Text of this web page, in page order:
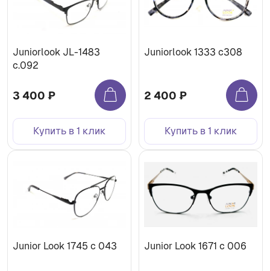
Juniorlook JL-1483
c.092
3 400 ₽
Купить в 1 клик
Juniorlook 1333 с308
2 400 ₽
Купить в 1 клик
Junior Look 1745 c 043 Junior Look 1671 c 006